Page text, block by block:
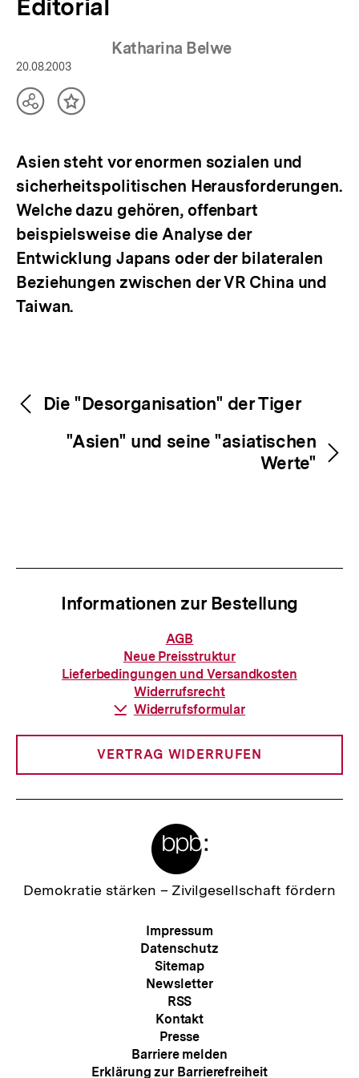
Editorial
Katharina Belwe
20.08.2003
TeilenInhalt
Asien steht vor enormen sozialen und
sicherheitspolitischen Herausforderungen.
Welche dazu gehören, offenbart
beispielsweise die Analyse der
Entwicklung Japans oder der bilateralen
Beziehungen zwischen der VR China und
Taiwan.
Inhaltsnavigation
Inhaltsnavigation
Die "Desorganisation" der Tiger
"Asien" und seine "asiatischen
Werte"
Informationen zur Bestellung
Informationen
zur
Bestellung
AGB
Neue Preisstruktur
Lieferbedingungen und Versandkosten
Widerrufsrecht
Download-
Widerrufsformular
VERTRAG WIDERRUFEN
Zur
Demokratie stärken – Zivilgesellschaft fördern
Meta-
Navigation
Impressum
Datenschutz
Sitemap
Newsletter
RSS
Kontakt
Presse
Barriere melden
Erklärung zur Barrierefreiheit